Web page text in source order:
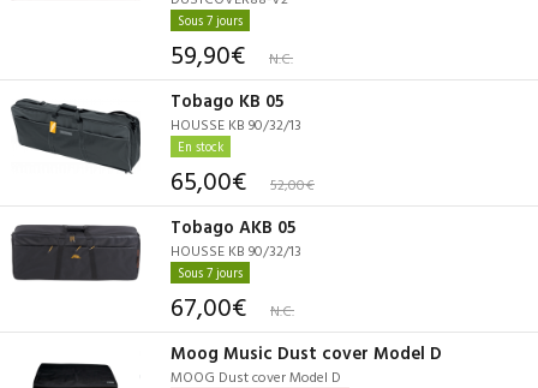
Sous 7 jours
59,90€ N.C.
Tobago KB 05
HOUSSE KB 90/32/13
En stock
65,00€ 52,00€
Tobago AKB 05
HOUSSE KB 90/32/13
Sous 7 jours
67,00€ N.C.
Moog Music Dust cover Model D
MOOG Dust cover Model D